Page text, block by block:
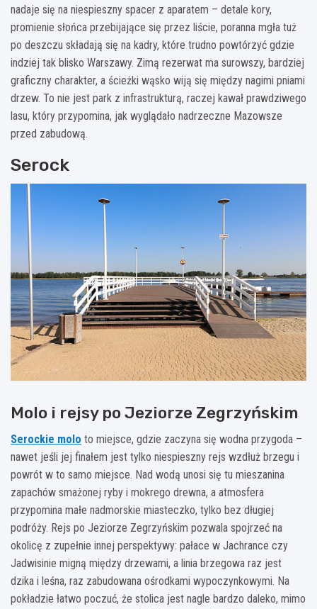
nadaje się na niespieszny spacer z aparatem – detale kory,
promienie słońca przebijające się przez liście, poranna mgła tuż
po deszczu składają się na kadry, które trudno powtórzyć gdzie
indziej tak blisko Warszawy. Zimą rezerwat ma surowszy, bardziej
graficzny charakter, a ścieżki wąsko wiją się między nagimi pniami
drzew. To nie jest park z infrastrukturą, raczej kawał prawdziwego
lasu, który przypomina, jak wyglądało nadrzeczne Mazowsze
przed zabudową.
Serock
Molo i rejsy po Jeziorze Zegrzyńskim
Serockie molo to miejsce, gdzie zaczyna się wodna przygoda –
nawet jeśli jej finałem jest tylko niespieszny rejs wzdłuż brzegu i
powrót w to samo miejsce. Nad wodą unosi się tu mieszanina
zapachów smażonej ryby i mokrego drewna, a atmosfera
przypomina małe nadmorskie miasteczko, tylko bez długiej
podróży. Rejs po Jeziorze Zegrzyńskim pozwala spojrzeć na
okolicę z zupełnie innej perspektywy: pałace w Jachrance czy
Jadwisinie migną między drzewami, a linia brzegowa raz jest
dzika i leśna, raz zabudowana ośrodkami wypoczynkowymi. Na
pokładzie łatwo poczuć, że stolica jest nagle bardzo daleko, mimo